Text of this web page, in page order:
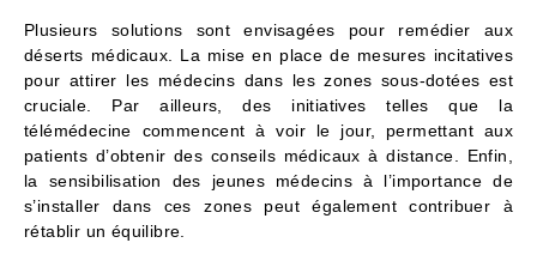
Plusieurs solutions sont envisagées pour remédier aux
déserts médicaux. La mise en place de mesures incitatives
pour attirer les médecins dans les zones sous-dotées est
cruciale. Par ailleurs, des initiatives telles que la
télémédecine commencent à voir le jour, permettant aux
patients d’obtenir des conseils médicaux à distance. Enfin,
la sensibilisation des jeunes médecins à l’importance de
s’installer dans ces zones peut également contribuer à
rétablir un équilibre.